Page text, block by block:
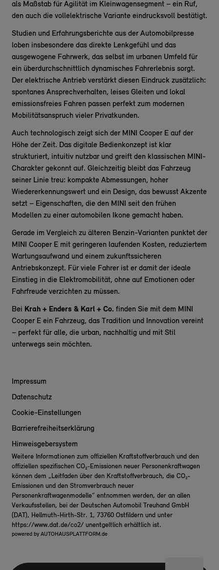
als Maßstab für Agilität im Kleinwagensegment – ein Ruf,
den auch die vollelektrische Variante eindrucksvoll bestätigt.
Studien und Erfahrungsberichte aus der Automobilpresse
loben insbesondere das direkte Lenkgefühl und das
ausgewogene Fahrwerk, das selbst im urbanen Umfeld für
ein überdurchschnittlich dynamisches Fahrerlebnis sorgt.
Der elektrische Antrieb verstärkt diesen Eindruck zusätzlich:
spontanes Ansprechverhalten, leises Gleiten und lokal
emissionsfreies Fahren passen perfekt zum modernen
Mobilitätsanspruch vieler Privatkunden.
Auch technologisch zeigt sich der MINI Cooper E auf der
Höhe der Zeit. Das digitale Bedienkonzept ist klar
strukturiert, intuitiv nutzbar und greift den klassischen MINI-
Charakter gekonnt auf. Gleichzeitig bleibt das Fahrzeug
seiner Linie treu: kompakte Abmessungen, hoher
Wiedererkennungswert und ein Design, das bewusst Akzente
setzt – Eigenschaften, die den MINI seit den frühen
Modellen zu einer automobilen Ikone gemacht haben.
Gerade im Vergleich zu älteren Benzin-Varianten punktet der
MINI Cooper E mit geringeren laufenden Kosten, reduziertem
Wartungsaufwand und einem zukunftssicheren
Antriebskonzept. Für viele Fahrer ist er damit der ideale
Einstieg in die Elektromobilität, ohne auf Emotionen oder
Fahrfreude verzichten zu müssen.
Bei Krah + Enders & Karl + Co. finden Sie mit dem MINI
Cooper E ein Fahrzeug, das Tradition und Innovation vereint
– perfekt für alle, die urban, nachhaltig und mit Stil
unterwegs sein möchten.
Impressum
Datenschutz
Cookie-Einstellungen
Barrierefreiheitserklärung
Hinweisgebersystem
Weitere Informationen zum offiziellen Kraftstoffverbrauch und den
offiziellen spezifischen CO₂-Emissionen neuer Personenkraftwagen
können dem „Leitfaden über den Kraftstoffverbrauch, die CO₂-
Emissionen und den Stromverbrauch neuer
Personenkraftwagenmodelle“ entnommen werden, der an allen
Verkaufsstellen, bei der Deutschen Automobil Treuhand GmbH
(DAT), Hellmuth-Hirth-Str. 1, 73760 Ostfildern und unter
https://www.dat.de/co2/ unentgeltlich erhältlich ist.
powered by AUTOHAUSPLATTFORM.de